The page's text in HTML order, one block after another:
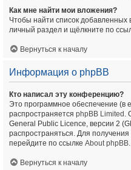
Как мне найти мои вложения?
Чтобы найти список
личный раздел и щёлкните по
Вернуться к началу
Информация о phpBB
Кто написал эту конференцию?
Это программное обеспечение (в
распространяется phpBB Limited .
General Public Licence, версии 2
распространяться. Для
перейдите по ссылке About phpBB.
Вернуться к началу